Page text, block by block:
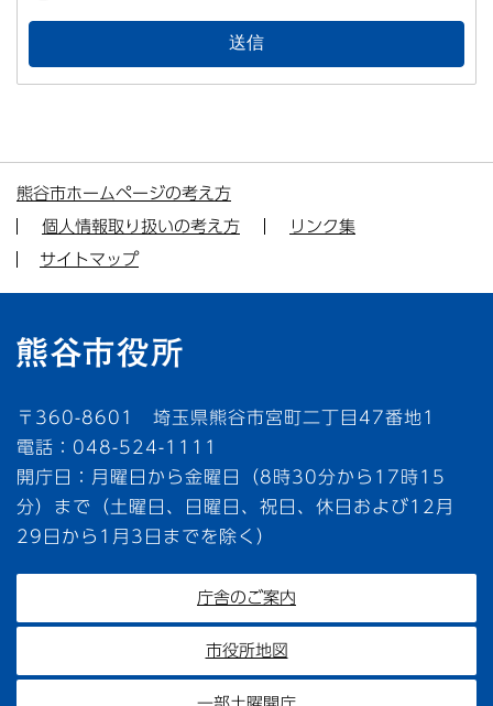
熊谷市ホームページの考え方
個人情報取り扱いの考え方
リンク集
サイトマップ
〒360-8601 埼玉県熊谷市宮町二丁目47番地1
電話：048-524-1111
開庁日：月曜日から金曜日（8時30分から17時15
分）まで（土曜日、日曜日、祝日、休日および12月
29日から1月3日までを除く）
庁舎のご案内
市役所地図